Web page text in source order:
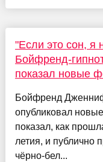
"Если это сон, я
Бойфренд-
показал новые
Бойфренд
опубликовал
показал, как
летия, и публично
чёрно-бел...